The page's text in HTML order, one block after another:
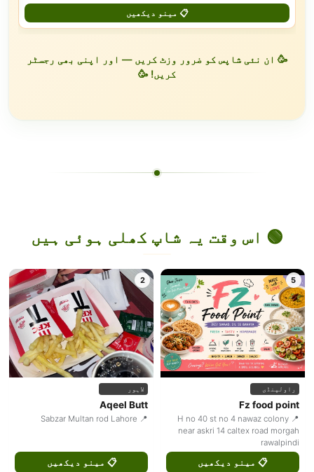
📋 مینو دیکھیں
🥳 ان نئی شاپس کو ضرور وزٹ کریں — اور اپنی بھی رجسٹر
کریں! 🥳
🟢 اس وقت یہ شاپ کھلی ہوئی ہیں
5
راولپنڈی
Fz food point
📍 H no 40 st no 4 nawaz colony
near askri 14 caltex road morgah
rawalpindi
📋 مینو دیکھیں
2
لاہور
Aqeel Butt
📍 Sabzar Multan rod Lahore
📋 مینو دیکھیں